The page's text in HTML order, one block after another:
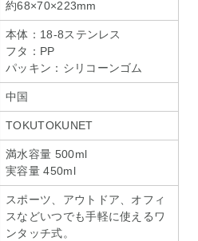
約68×70×223mm
本体：18-8ステンレス
フタ：PP
パッキン：シリコーンゴム
中国
TOKUTOKUNET
満水容量 500ml
実容量 450ml
スポーツ、アウトドア、オフィ
スなどいつでも手軽に使えるワ
ンタッチ式。